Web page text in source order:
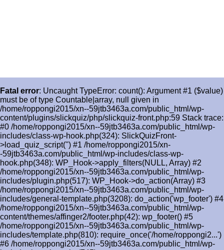
Fatal error: Uncaught TypeError: count(): Argument #1 ($value)
must be of type Countable|array, null given in
/home/roppongi2015/xn--59jtb3463a.com/public_html/wp-
content/plugins/slickquiz/php/slickquiz-front.php:59 Stack trace:
#0 /home/roppongi2015/xn--59jtb3463a.com/public_html/wp-
includes/class-wp-hook.php(324): SlickQuizFront-
>load_quiz_script('') #1 /home/roppongi2015/xn-
-59jtb3463a.com/public_html/wp-includes/class-wp-
hook.php(348): WP_Hook->apply_filters(NULL, Array) #2
/home/roppongi2015/xn--59jtb3463a.com/public_html/wp-
includes/plugin.php(517): WP_Hook->do_action(Array) #3
/home/roppongi2015/xn--59jtb3463a.com/public_html/wp-
includes/general-template.php(3208): do_action('wp_footer') #4
/home/roppongi2015/xn--59jtb3463a.com/public_html/wp-
content/themes/affinger2/footer.php(42): wp_footer() #5
/home/roppongi2015/xn--59jtb3463a.com/public_html/wp-
includes/template.php(810): require_once('/home/roppongi2...')
#6 /home/roppongi2015/xn--59jtb3463a.com/public_html/wp-